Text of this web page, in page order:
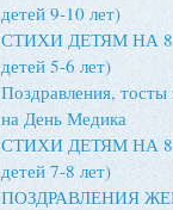
детей 9-10 лет)
СТИХИ ДЕТЯМ НА 8
детей 5-6 лет)
Поздравления,
на День Медика
СТИХИ ДЕТЯМ НА 8
детей 7-8 лет)
ПОЗДРАВЛЕНИЯ